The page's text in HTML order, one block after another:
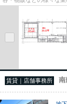
尚、弊社ではおとり広
賃貸｜店舗事務所 南